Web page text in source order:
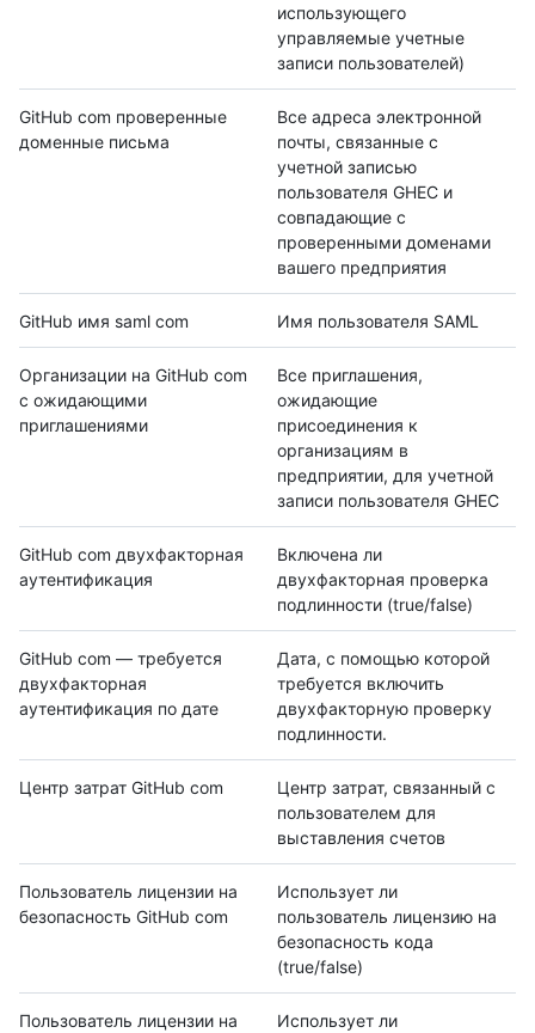
использующего
управляемые учетные
записи пользователей)
GitHub com проверенные
доменные письма
Все адреса электронной
почты, связанные с
учетной записью
пользователя GHEC и
совпадающие с
проверенными доменами
вашего предприятия
GitHub имя saml com Имя пользователя SAML
Организации на GitHub com
с ожидающими
приглашениями
Все приглашения,
ожидающие
присоединения к
организациям в
предприятии, для учетной
записи пользователя GHEC
GitHub com двухфакторная
аутентификация
Включена ли
двухфакторная проверка
подлинности (true/false)
GitHub com — требуется
двухфакторная
аутентификация по дате
Дата, с помощью которой
требуется включить
двухфакторную проверку
подлинности.
Центр затрат GitHub com
Центр затрат, связанный с
пользователем для
выставления счетов
Пользователь лицензии на
безопасность GitHub com
Использует ли
пользователь лицензию на
безопасность кода
(true/false)
Пользователь лицензии на
Использует ли